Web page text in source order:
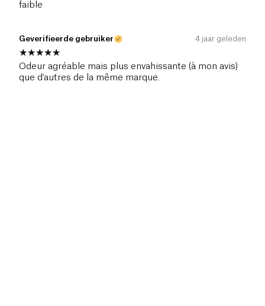
faible
Geverifieerde gebruiker 4 jaar geleden
Odeur agréable mais plus envahissante (à mon avis)
que d'autres de la même marque.